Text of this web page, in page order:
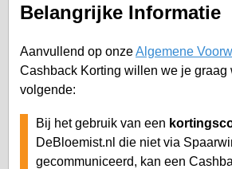
Belangrijke Informatie
Aanvullend op onzeAlgemene
Cashback Korting willen we je graag
volgende:
Bij het gebruik van een
DeBloemist.nl die niet via
gecommuniceerd, kan een